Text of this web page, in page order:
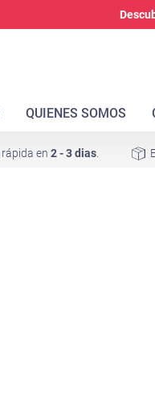
QUIENES SOMOS
rápida en 2 - 3 dias.